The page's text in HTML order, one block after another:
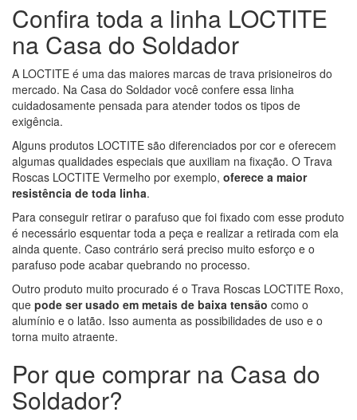
Confira toda a linha LOCTITE
na Casa do Soldador
A LOCTITE é uma das maiores marcas de trava prisioneiros do
mercado. Na Casa do Soldador você confere essa linha
cuidadosamente pensada para atender todos os tipos de
exigência.
Alguns produtos LOCTITE são diferenciados por cor e oferecem
algumas qualidades especiais que auxiliam na fixação. O Trava
Roscas LOCTITE Vermelho por exemplo, oferece a maior
resistência de toda linha.
Para conseguir retirar o parafuso que foi fixado com esse produto
é necessário esquentar toda a peça e realizar a retirada com ela
ainda quente. Caso contrário será preciso muito esforço e o
parafuso pode acabar quebrando no processo.
Outro produto muito procurado é o Trava Roscas LOCTITE Roxo,
que pode ser usado em metais de baixa tensão como o
alumínio e o latão. Isso aumenta as possibilidades de uso e o
torna muito atraente.
Por que comprar na Casa do
Soldador?